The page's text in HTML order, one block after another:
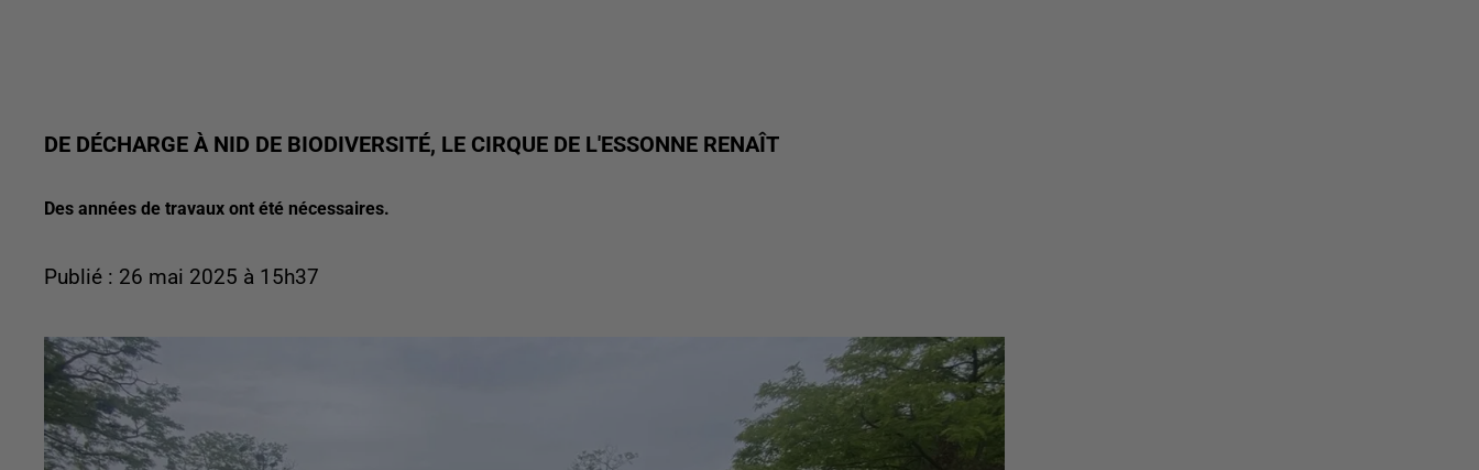
DE DÉCHARGE À NID DE BIODIVERSITÉ, LE CIRQUE DE L'ESSONNE RENAÎT
Des années de travaux ont été nécessaires.
Publié : 26 mai 2025 à 15h37